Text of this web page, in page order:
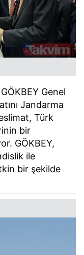
Genel
Jandarma
Türk
bir
GÖKBEY,
ile
bir şekilde